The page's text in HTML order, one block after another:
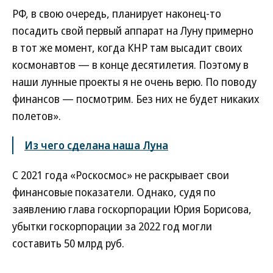
РФ, в свою очередь, планирует наконец-то
посадить свой первый аппарат на Луну примерно
в тот же момент, когда КНР там высадит своих
космонавтов — в конце десятилетия. Поэтому в
наши лунные проекты я не очень верю. По поводу
финансов — посмотрим. Без них не будет никаких
полетов».
Из чего сделана наша Луна
С 2021 года «Роскосмос» не раскрывает свои
финансовые показатели. Однако, судя по
заявлению глава госкорпорации Юрия Борисова,
убытки госкорпорации за 2022 год могли
составить 50 млрд руб.